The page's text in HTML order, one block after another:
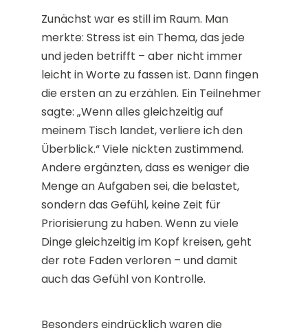
Zunächst war es still im Raum. Man
merkte: Stress ist ein Thema, das jede
und jeden betrifft – aber nicht immer
leicht in Worte zu fassen ist. Dann fingen
die ersten an zu erzählen. Ein Teilnehmer
sagte: „Wenn alles gleichzeitig auf
meinem Tisch landet, verliere ich den
Überblick.“ Viele nickten zustimmend.
Andere ergänzten, dass es weniger die
Menge an Aufgaben sei, die belastet,
sondern das Gefühl, keine Zeit für
Priorisierung zu haben. Wenn zu viele
Dinge gleichzeitig im Kopf kreisen, geht
der rote Faden verloren – und damit
auch das Gefühl von Kontrolle.
Besonders eindrücklich waren die